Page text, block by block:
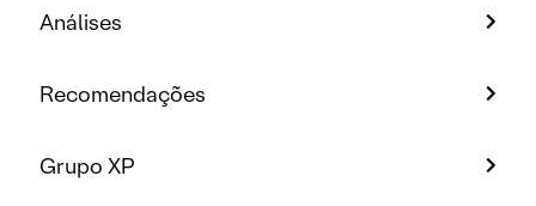
Análises
Recomendações
Grupo XP